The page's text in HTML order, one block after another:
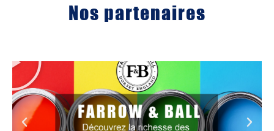
Nos partenaires